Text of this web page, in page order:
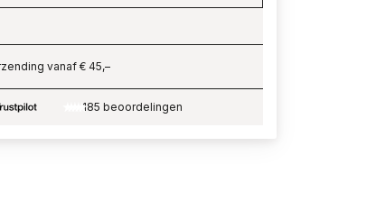
vanaf € 45,–
185 beoordelingen